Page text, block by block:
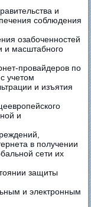
и
соблюдения
озабоченностей
и масштабного
провайдеров по
учетом
и изъятия
и
в получении
сети их
защиты
и электронным